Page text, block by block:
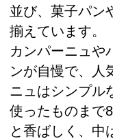
並び、菓子パン
揃えています。
カンパーニュや
ンが自慢で、人
ニュはシンプル
使ったものまで
と香ばしく、中